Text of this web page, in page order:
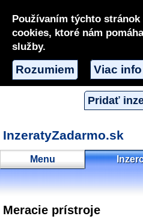
Používaním týchto
cookies, ktoré nám
služby.
Rozumiem Viac info
Pridať
InzeratyZadarmo.sk
Menu
Meracie prístroje